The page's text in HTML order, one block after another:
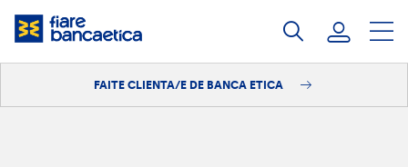
Saltar
FAITE CLIENTA/E DE BANCA ETICA